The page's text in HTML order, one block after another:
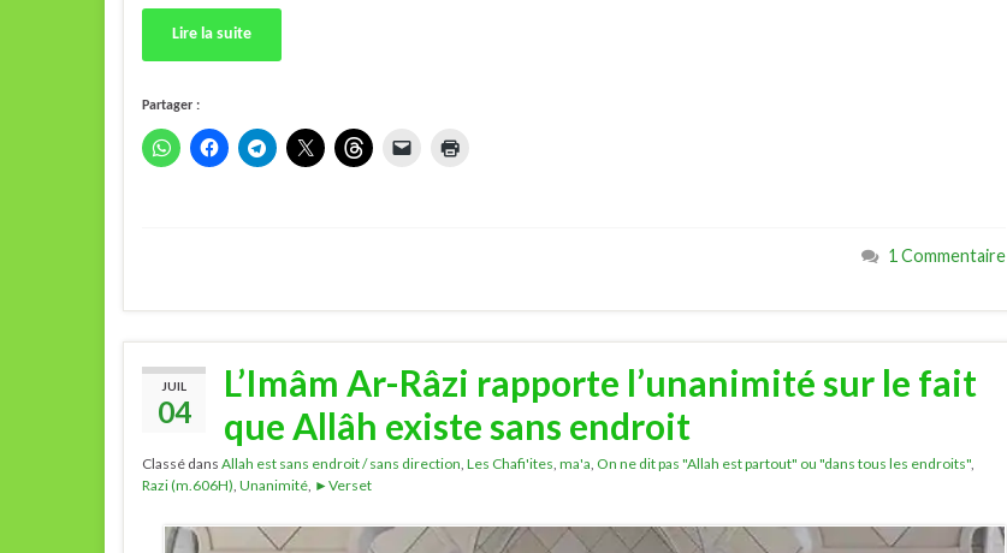
Lire la suite
Partager :
1 Commentaire
JUIL
04
L’Imâm Ar-Râzi rapporte l’unanimité sur le fait
que Allâh existe sans endroit
Classé dans Allah est sans endroit / sans direction Les Chafi'ites ma'a On ne dit pas "Allah est partout" ou "dans tous les endroits"
Razi (m.606H) Unanimité ►Verset